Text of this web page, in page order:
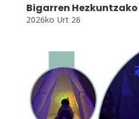
Bigarren
2026ko Urt 26